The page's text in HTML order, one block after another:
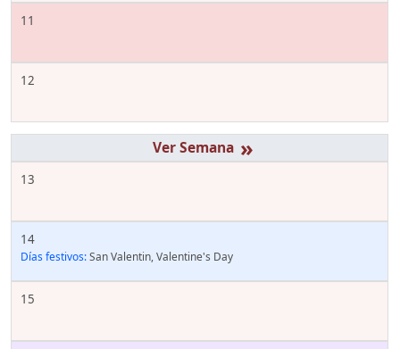
11
12
»
13
14
Días festivos:San Valentin, Valentine's Day
15